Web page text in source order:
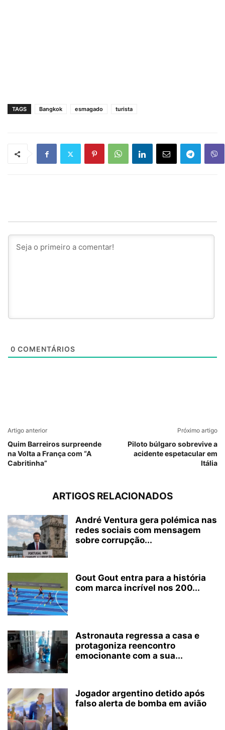
TAGS Bangkok esmagado turista
0 COMENTÁRIOS
Artigo anterior
Quim Barreiros surpreende
na Volta a França com “A
Cabritinha”
Próximo artigo
Piloto búlgaro sobrevive a
acidente espetacular em
Itália
ARTIGOS RELACIONADOS
André Ventura gera polémica nas
redes sociais com mensagem
sobre corrupção...
Gout Gout entra para a história
com marca incrível nos 200...
Astronauta regressa a casa e
protagoniza reencontro
emocionante com a sua...
Jogador argentino detido após
falso alerta de bomba em avião